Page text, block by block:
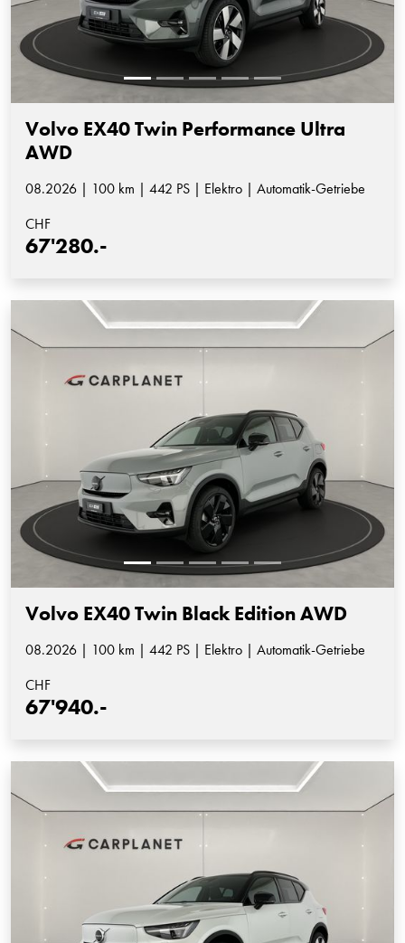
Volvo EX40 Twin Performance Ultra
AWD
08.2026 | 100 km | 442 PS | Elektro | Automatik-Getriebe
CHF
67'280.-
Volvo EX40 Twin Black Edition AWD
08.2026 | 100 km | 442 PS | Elektro | Automatik-Getriebe
CHF
67'940.-